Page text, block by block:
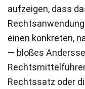
aufzeigen, dass
einen konkreten,
— bloßes
Rechtssatz oder